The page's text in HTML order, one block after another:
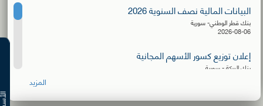
البيانات المالية نصف السنوية 2026
بنك قطر الوطني- سورية
2026-08-06
إعلان توزيع كسور الأسهم المجانية
بنك البركة - سورية
البيانات المالية نصف السنوية 2026
المزيد